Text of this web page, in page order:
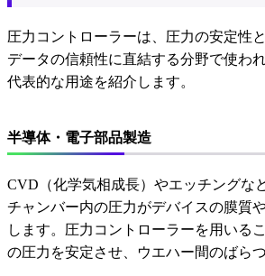
圧力コントローラーは、圧力の安定性
データの信頼性に直結する分野で使わ
代表的な用途を紹介します。
半導体・電子部品製造
CVD（化学気相成長）やエッチングな
チャンバー内の圧力がデバイスの膜質
します。圧力コントローラーを用いる
の圧力を安定させ、ウエハー間のばら